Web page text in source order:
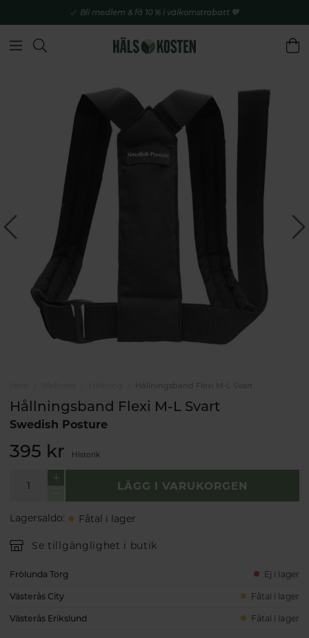
Bli medlem & få 10 % i välkomstrabatt 💚
Hållningsband Flexi M-L Svart
Hållningsband Flexi M-L Svart
Swedish Posture
395 kr Historik
LÄGG I VARUKORGEN
Lagersaldo: Fåtal i lager
Se tillgänglighet i butik
Frölunda Torg Ej i lager
Västerås City Fåtal i lager
Västerås Erikslund Fåtal i lager